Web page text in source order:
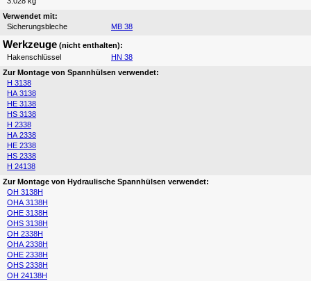
Verwendet mit:
Sicherungsbleche
MB 38
Werkzeuge (nicht enthalten):
Hakenschlüssel
HN 38
Zur Montage von Spannhülsen verwendet:
H 3138
HA 3138
HE 3138
HS 3138
H 2338
HA 2338
HE 2338
HS 2338
H 24138
Zur Montage von Hydraulische Spannhülsen verwendet:
OH 3138H
OHA 3138H
OHE 3138H
OHS 3138H
OH 2338H
OHA 2338H
OHE 2338H
OHS 2338H
OH 24138H